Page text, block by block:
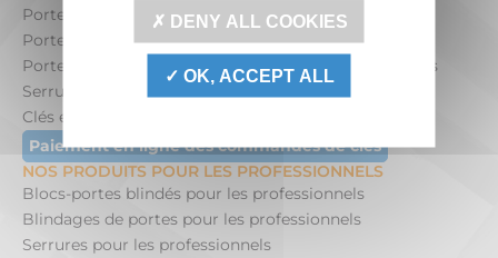
Portes blindées appartement pour les particuliers
Portes de cave pour les particuliers
Portes blindées entrée de service pour les particuliers
Serrures de porte pour les particuliers
Clés et cylindre pour les particuliers
Paiement en ligne des commandes de clés
NOS PRODUITS POUR LES PROFESSIONNELS
Blocs-portes blindés pour les professionnels
Blindages de portes pour les professionnels
Serrures pour les professionnels
DENY ALL COOKIES
OK, ACCEPT ALL